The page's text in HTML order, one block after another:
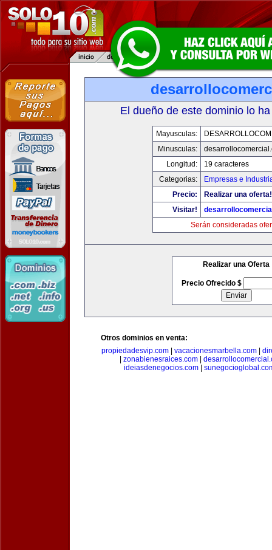
El dueño de este dominio lo
Mayusculas:
Minusculas:
Longitud:
19 caracteres
Categorias:
Empresas e
Precio:
Realizar una oferta!
Visitar!
Serán consideradas
Realizar una Oferta
Precio Ofrecido $
Otros dominios en venta:
propiedadesvip.com
vacacionesmarbella.com
zonabienesraices.com
ideiasdenegocios.com|